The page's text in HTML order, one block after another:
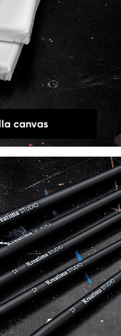
canvas